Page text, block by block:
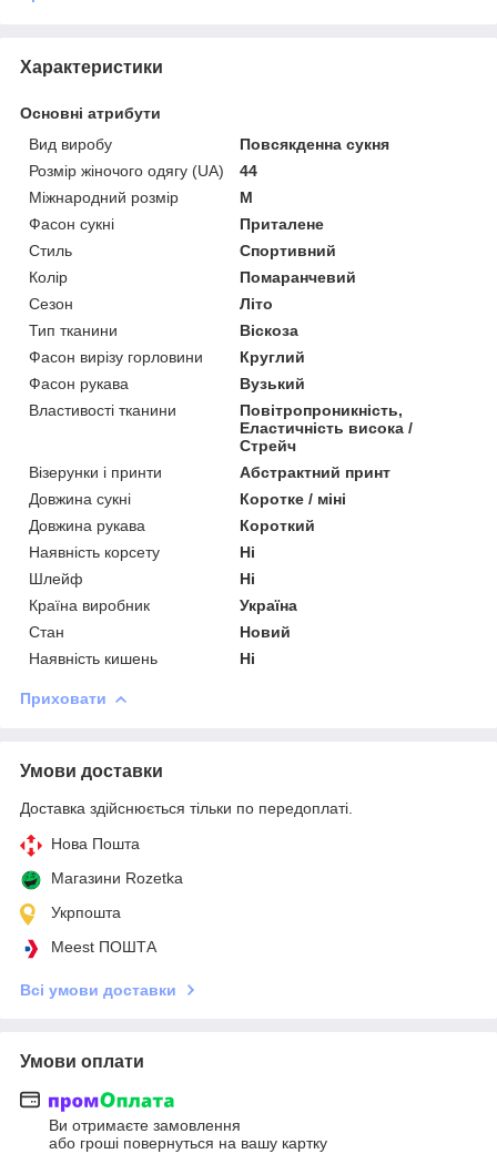
Характеристики
Основні атрибути
Вид виробу
Повсякденна сукня
Розмір жіночого одягу (UA)
44
Міжнародний розмір
M
Фасон сукні
Приталене
Стиль
Спортивний
Колір
Помаранчевий
Сезон
Літо
Тип тканини
Віскоза
Фасон вирізу горловини
Круглий
Фасон рукава
Вузький
Властивості тканини
Повітропроникність,
Еластичність висока /
Стрейч
Візерунки і принти
Абстрактний принт
Довжина сукні
Коротке / міні
Довжина рукава
Короткий
Наявність корсету
Ні
Шлейф
Ні
Країна виробник
Україна
Стан
Новий
Наявність кишень
Ні
Приховати
Умови доставки
Доставка здійснюється тільки по передоплаті.
Нова Пошта
Магазини Rozetka
Укрпошта
Meest ПОШТА
Всі умови доставки
Умови оплати
Ви отримаєте замовлення
або гроші повернуться на вашу картку